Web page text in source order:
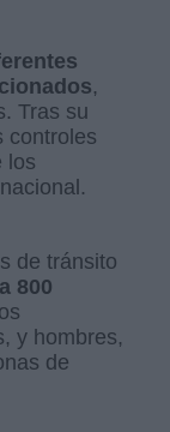
,
Tras su
controles
los
de tránsito
800
y hombres,
de